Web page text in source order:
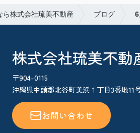
ら株式会社琉美不動産 ブログ 6
株式会社琉美不動
〒904-0115
沖縄県中頭郡北谷町美浜１丁目3番地11
お問い合わせ